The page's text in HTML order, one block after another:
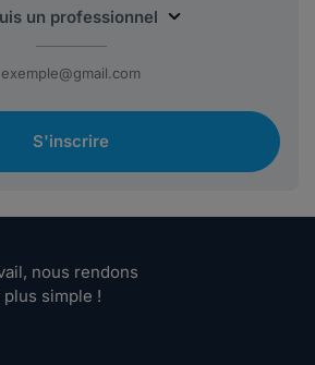
S'inscrire
nous rendons
simple !